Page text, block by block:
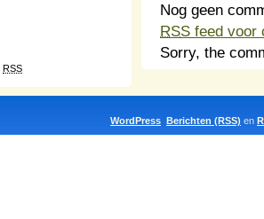
RSS
Nog geen
RSS feed voor
Sorry, the
WordPress Berichten (RSS) en